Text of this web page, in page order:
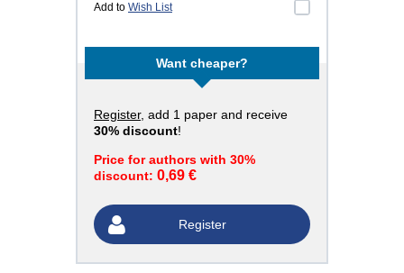
Add to Wish List
Want cheaper?
Register, add 1 paper and receive
30% discount!
Price for authors with 30%
discount: 0,69 €
Register